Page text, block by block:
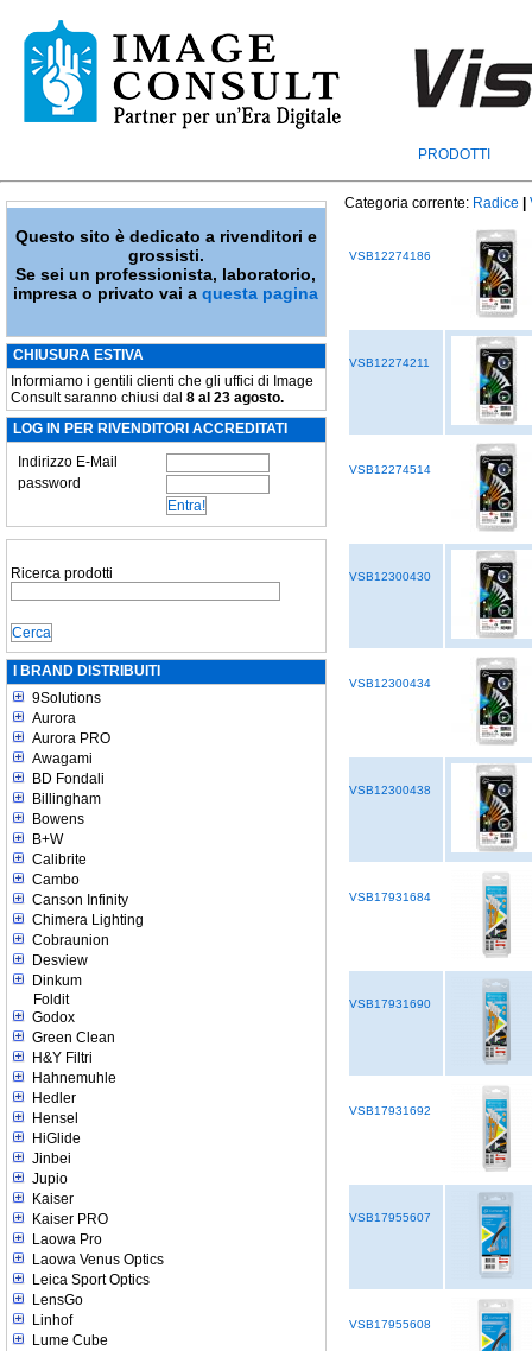
PRODOTTI
Questo sito è dedicato a rivenditori e
grossisti.
Se sei un professionista, laboratorio,
impresa o privato vai aquesta pagina
CHIUSURA ESTIVA
Informiamo i gentili clienti che gli uffici di Image
Consult saranno chiusi dal 8 al 23 agosto.
LOG IN PER RIVENDITORI ACCREDITATI
Indirizzo E-Mail
password
Ricerca prodotti
I BRAND DISTRIBUITI
9Solutions
Aurora
Aurora PRO
Awagami
BD Fondali
Billingham
Bowens
B+W
Calibrite
Cambo
Canson Infinity
Chimera Lighting
Cobraunion
Desview
Dinkum
Foldit
Godox
Green Clean
H&Y Filtri
Hahnemuhle
Hedler
Hensel
HiGlide
Jinbei
Jupio
Kaiser
Kaiser PRO
Laowa Pro
Laowa Venus Optics
Leica Sport Optics
LensGo
Linhof
Lume Cube
Categoria corrente: Radice
VSB12274186
VSB12274211
VSB12274514
VSB12300430
VSB12300434
VSB12300438
VSB17931684
VSB17931690
VSB17931692
VSB17955607
VSB17955608